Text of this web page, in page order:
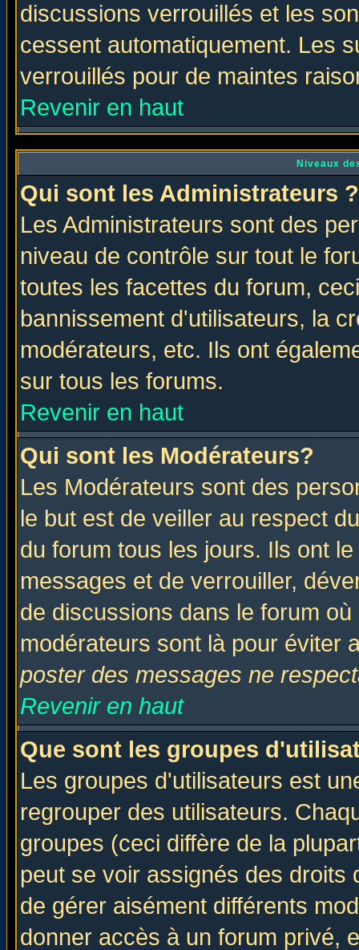
discussions verrouillés et les
cessent automatiquement. Les
verrouillés pour de maintes
Revenir en haut
Niveaux
Qui sont les Administrateurs ?
Les Administrateurs sont des
niveau de contrôle sur tout le
toutes les facettes du forum,
bannissement d'utilisateurs, la
modérateurs, etc. Ils ont
sur tous les forums.
Revenir en haut
Qui sont les Modérateurs?
Les Modérateurs sont des
le but est de veiller au respect
du forum tous les jours. Ils ont
messages et de verrouiller,
de discussions dans le forum
modérateurs sont là pour éviter
poster des messages ne
Revenir en haut
Que sont les groupes
Les groupes d'utilisateurs est
regrouper des utilisateurs.
groupes (ceci diffère de la
peut se voir assignés des
de gérer aisément différents
donner accès à un forum privé,